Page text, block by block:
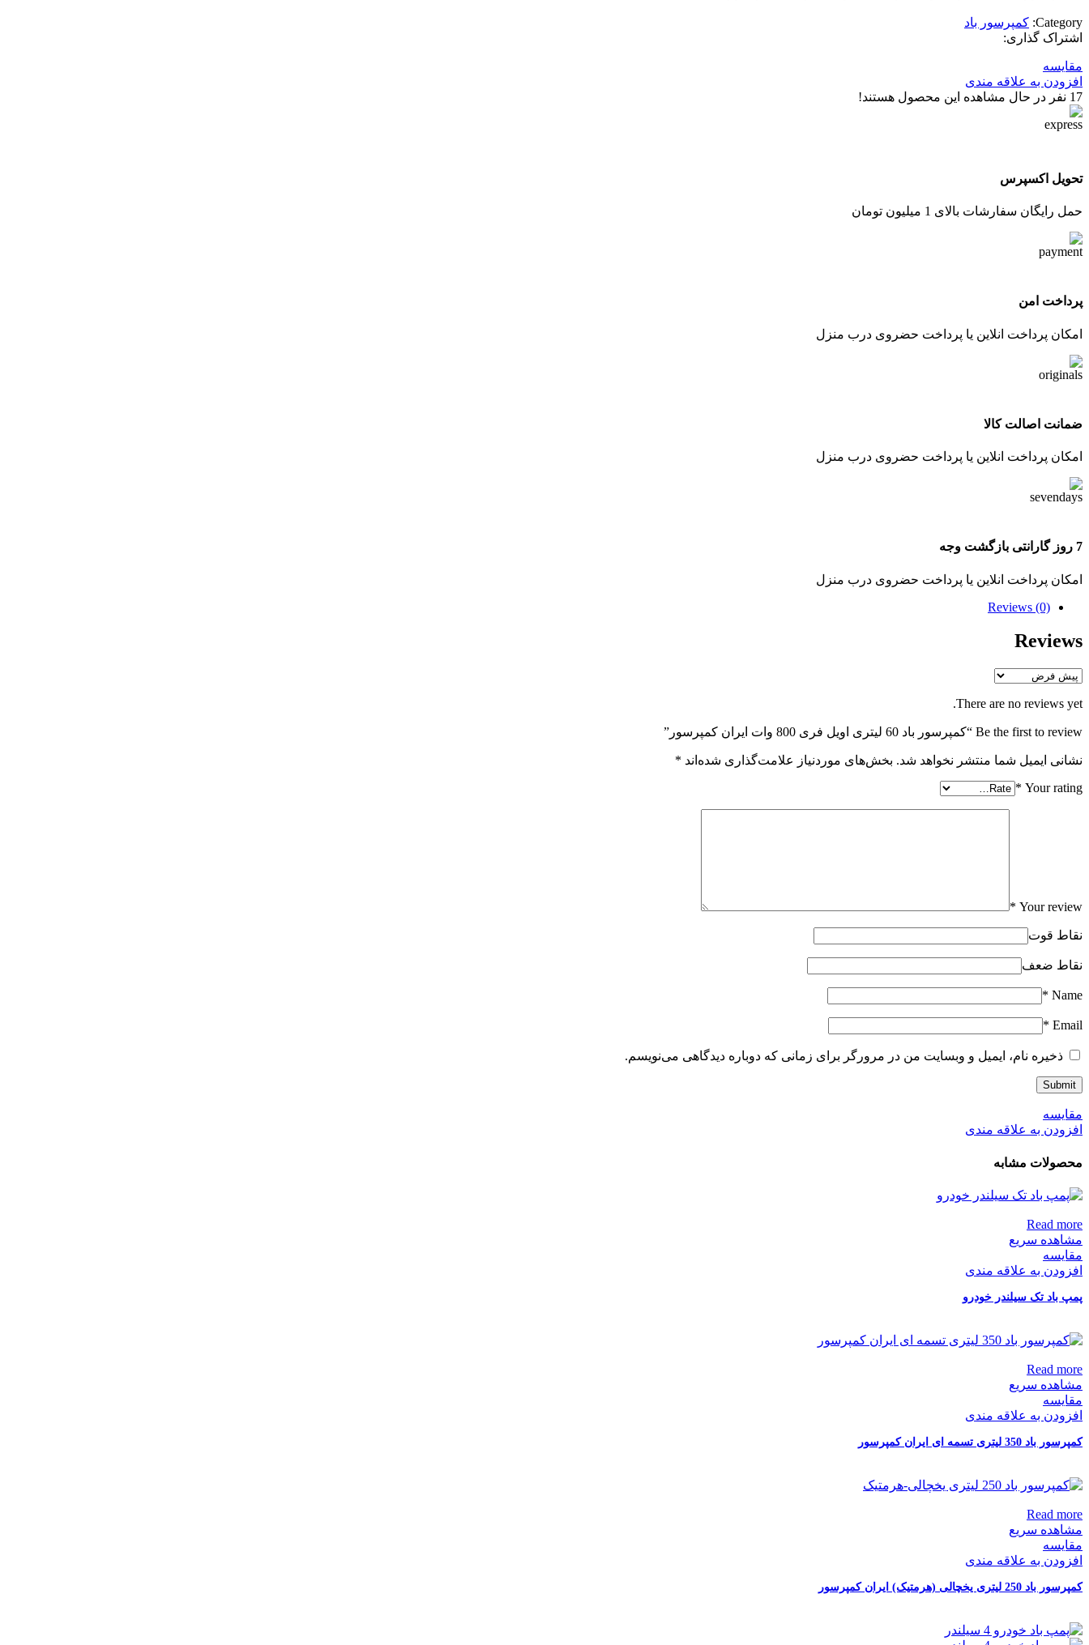
Category: کمپرسور باد
اشتراک گذاری:
مقایسه
افزودن به علاقه مندی
17 نفر در حال مشاهده این محصول هستند!
تحویل اکسپرس
حمل رایگان سفارشات بالای 1 میلیون تومان
پرداخت امن
امکان پرداخت انلاین یا پرداخت حضروی درب منزل
ضمانت اصالت کالا
امکان پرداخت انلاین یا پرداخت حضروی درب منزل
7 روز گارانتی بازگشت وجه
امکان پرداخت انلاین یا پرداخت حضروی درب منزل
Reviews (0)
Reviews
There are no reviews yet.
Be the first to review “کمپرسور باد 60 لیتری اویل فری 800 وات ایران کمپرسور”
نشانی ایمیل شما منتشر نخواهد شد. بخش‌های موردنیاز علامت‌گذاری شده‌اند *
Your rating
*
Your review
*
نقاط قوت
نقاط ضعف
Name
*
Email
*
ذخیره نام، ایمیل و وبسایت من در مرورگر برای زمانی که دوباره دیدگاهی می‌نویسم.
مقایسه
افزودن به علاقه مندی
محصولات مشابه
Read more
مشاهده سریع
مقایسه
افزودن به علاقه مندی
پمپ باد تک سیلندر خودرو
Read more
مشاهده سریع
مقایسه
افزودن به علاقه مندی
کمپرسور باد 350 لیتری تسمه ای ایران کمپرسور
Read more
مشاهده سریع
مقایسه
افزودن به علاقه مندی
کمپرسور باد 250 لیتری یخچالی (هرمتیک) ایران کمپرسور